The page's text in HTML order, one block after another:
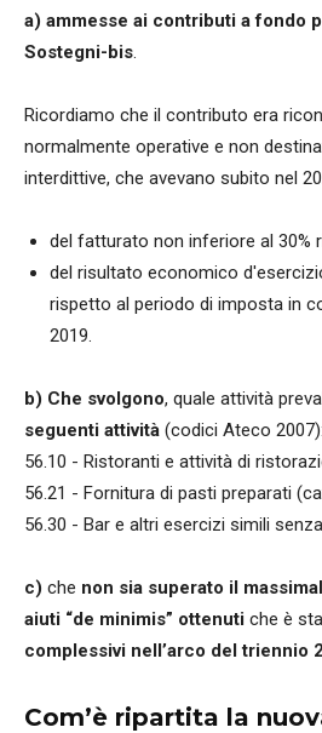
a) ammesse ai contributi a fondo
Sostegni-bis.
Ricordiamo che il contributo era
normalmente operative e non
interdittive, che avevano subito nel
del fatturato non inferiore al 30%
del risultato economico
rispetto al periodo di imposta in
2019.
b) Che svolgono, quale attività
seguenti attività (codici Ateco 2007):
56.10 - Ristoranti e attività di
56.21 - Fornitura di pasti preparati
56.30 - Bar e altri esercizi simili
c) che non sia superato il
aiuti “de minimis” ottenuti che è
complessivi nell’arco del triennio
Com’è ripartita la